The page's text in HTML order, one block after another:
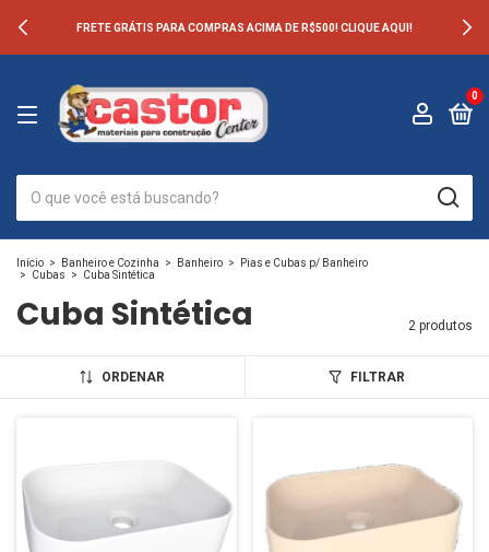
FRETE GRÁTIS PARA COMPRAS ACIMA DE R$500! CLIQUE AQUI!
0
Início > Banheiro e Cozinha > Banheiro >
Pias e Cubas p/ Banheiro
>
Cubas > Cuba Sintética
Cuba Sintética 2 produtos
ORDENAR FILTRAR